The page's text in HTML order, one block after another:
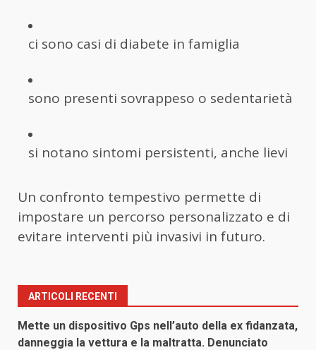
ci sono casi di diabete in famiglia
sono presenti sovrappeso o sedentarietà
si notano sintomi persistenti, anche lievi
Un confronto tempestivo permette di
impostare un percorso personalizzato e di
evitare interventi più invasivi in futuro.
ARTICOLI RECENTI
Mette un dispositivo Gps nell’auto della ex fidanzata,
danneggia la vettura e la maltratta. Denunciato